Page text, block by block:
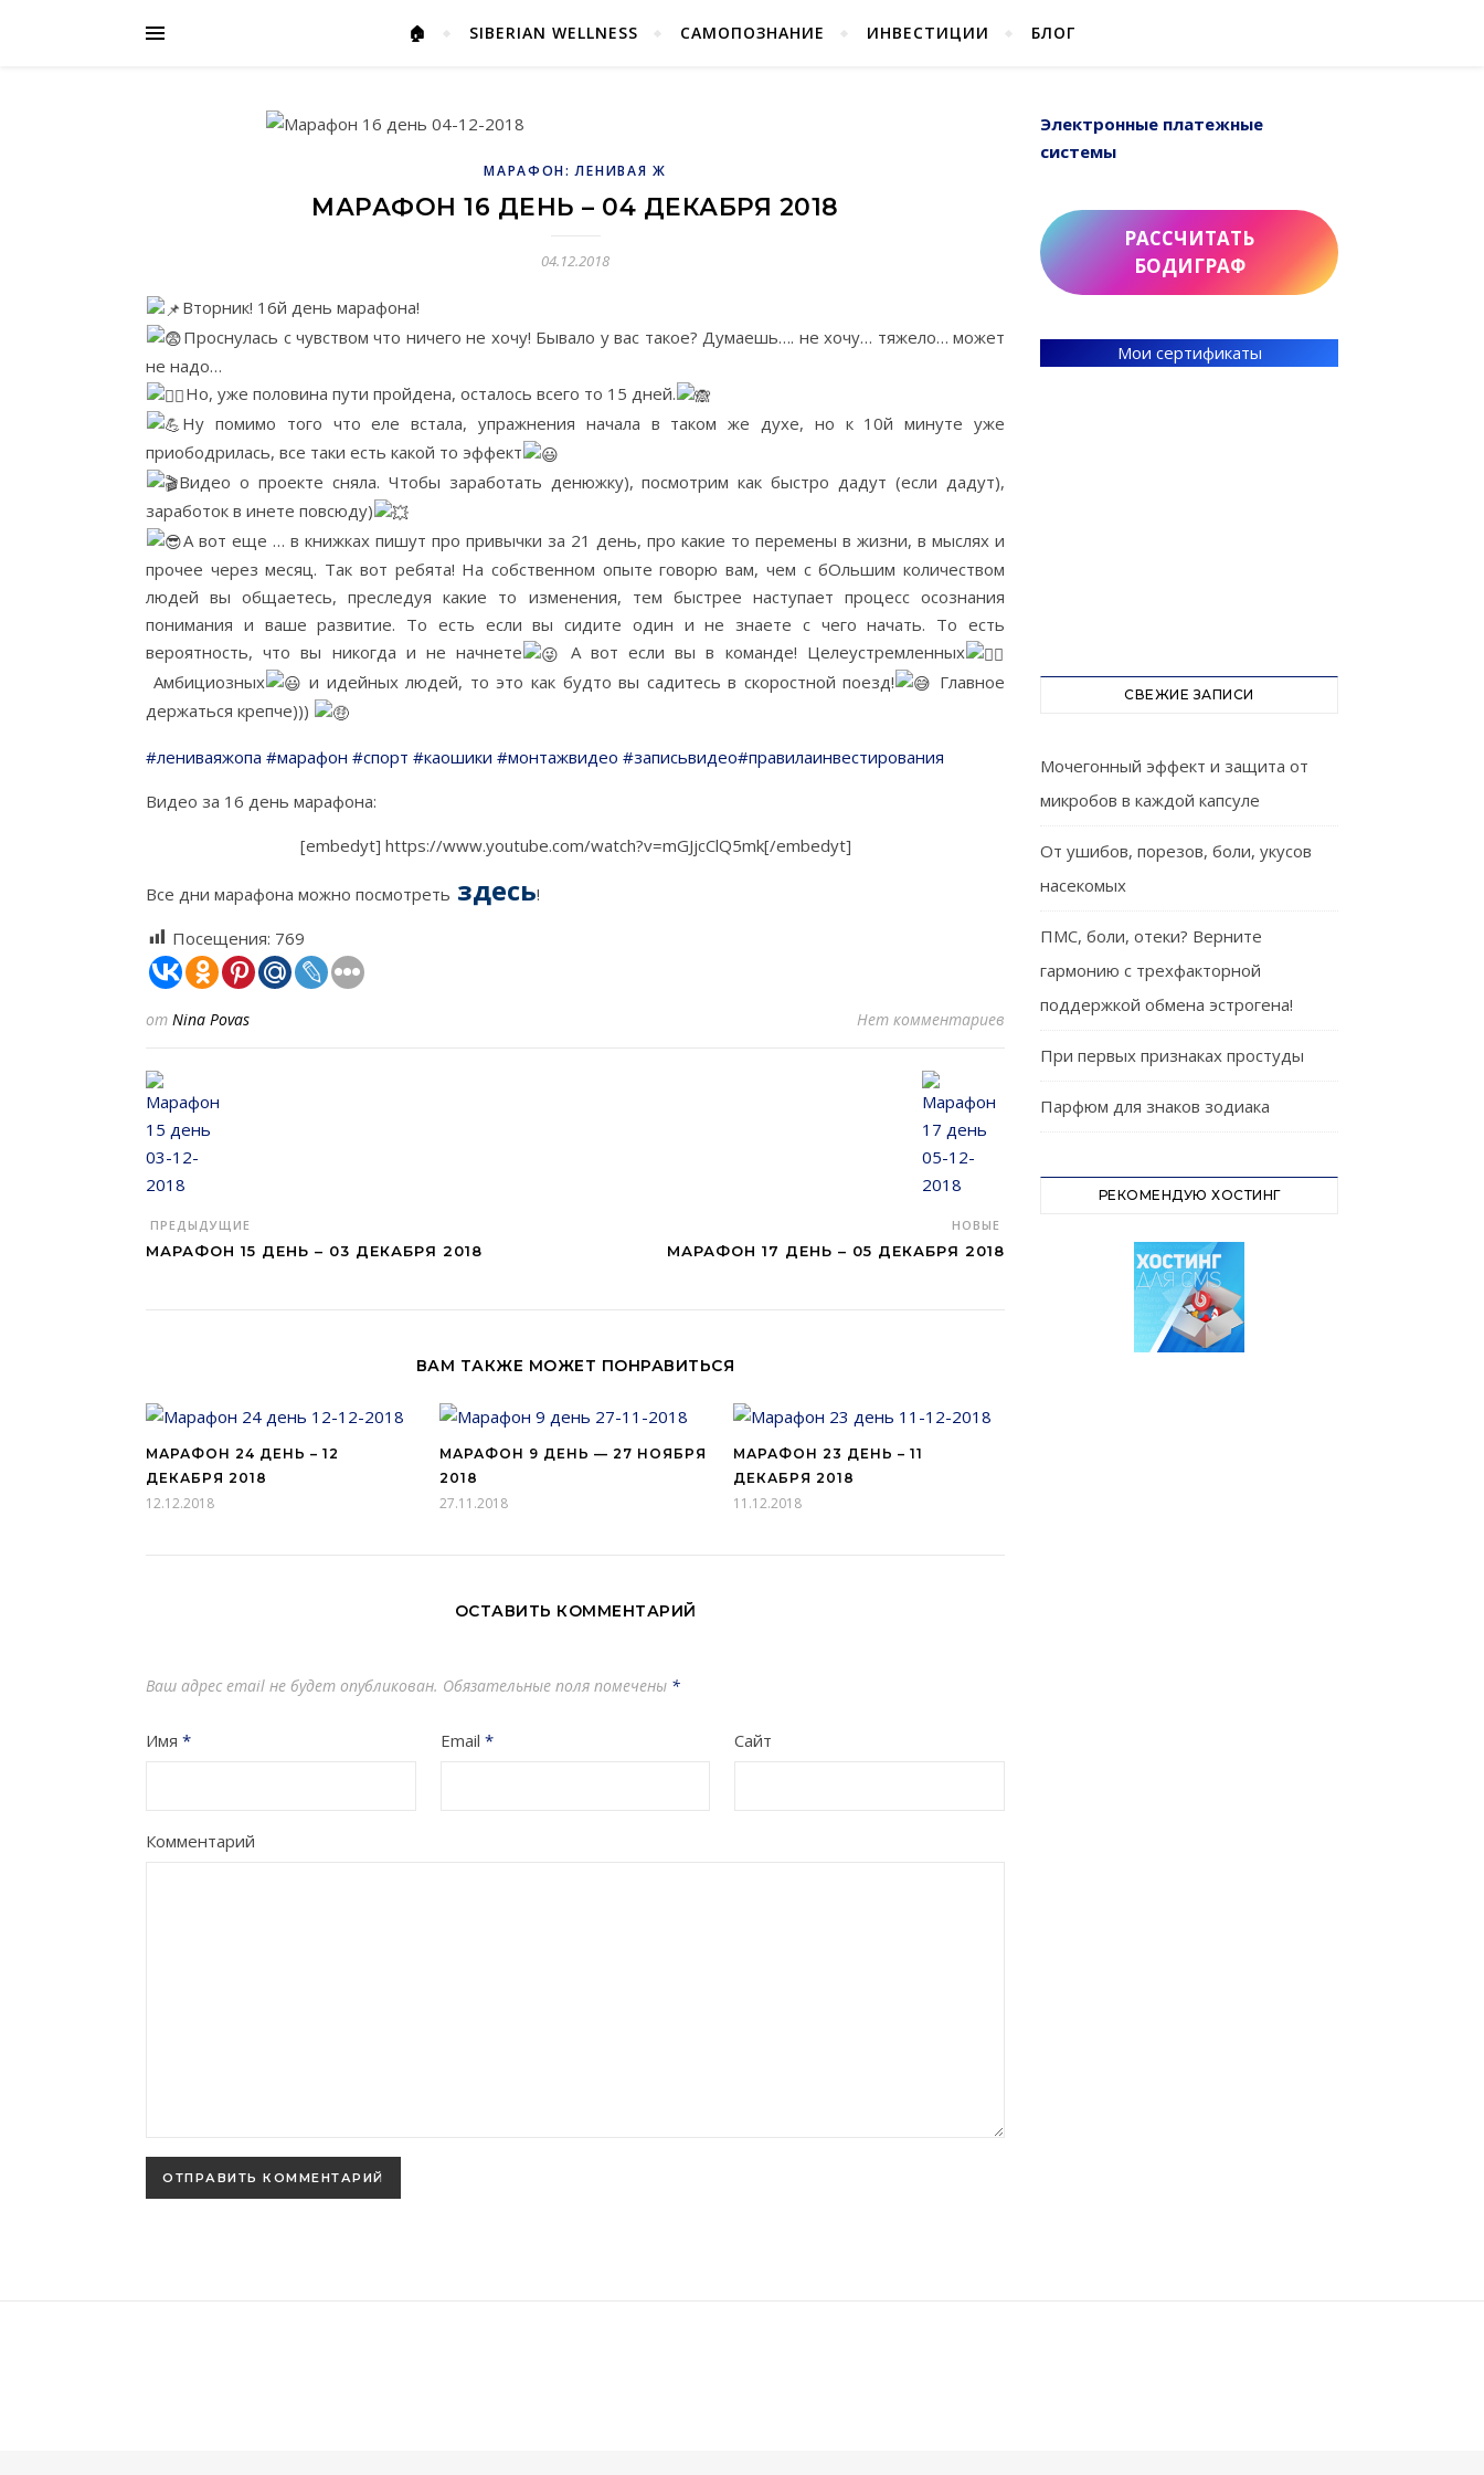
🏠 SIBERIAN WELLNESS САМОПОЗНАНИЕ ИНВЕСТИЦИИ БЛОГ
МАРАФОН: ЛЕНИВАЯ Ж
МАРАФОН 16 ДЕНЬ – 04 ДЕКАБРЯ 2018
04.12.2018
Вторник! 16й день марафона!
Проснулась с чувством что ничего не хочу! Бывало у вас такое? Думаешь…. не хочу… тяжело… может
не надо…
Но, уже половина пути пройдена, осталось всего то 15 дней.
Ну помимо того что еле встала, упражнения начала в таком же духе, но к 10й минуте уже
приободрилась, все таки есть какой то эффект
Видео о проекте сняла. Чтобы заработать денюжку), посмотрим как быстро дадут (если дадут),
заработок в инете повсюду)
А вот еще … в книжках пишут про привычки за 21 день, про какие то перемены в жизни, в мыслях и
прочее через месяц. Так вот ребята! На собственном опыте говорю вам, чем с бОльшим количеством
людей вы общаетесь, преследуя какие то изменения, тем быстрее наступает процесс осознания
понимания и ваше развитие. То есть если вы сидите один и не знаете с чего начать. То есть
вероятность, что вы никогда и не начнете
А вот если вы в команде! Целеустремленных
Амбициозных
и идейных людей, то это как будто вы садитесь в скоростной поезд!
Главное
держаться крепче)))
#лениваяжопа #марафон #спорт #каошики #монтажвидео #записьвидео#правилаинвестирования
Видео за 16 день марафона:
[embedyt] https://www.youtube.com/watch?v=mGJjcClQ5mk[/embedyt]
Все дни марафона можно посмотреть здесь!
Посещения: 769
от Nina Povas Нет комментариев
ПРЕДЫДУЩИЕ
МАРАФОН 15 ДЕНЬ – 03 ДЕКАБРЯ 2018
НОВЫЕ
МАРАФОН 17 ДЕНЬ – 05 ДЕКАБРЯ 2018
ВАМ ТАКЖЕ МОЖЕТ ПОНРАВИТЬСЯ
МАРАФОН 24 ДЕНЬ – 12
ДЕКАБРЯ 2018
12.12.2018
МАРАФОН 9 ДЕНЬ — 27 НОЯБРЯ
2018
27.11.2018
МАРАФОН 23 ДЕНЬ – 11
ДЕКАБРЯ 2018
11.12.2018
ОСТАВИТЬ КОММЕНТАРИЙ
Ваш адрес email не будет опубликован. Обязательные поля помечены *
Имя * Email * Сайт
Комментарий
Электронные платежные
системы
РАССЧИТАТЬ
БОДИГРАФ
Мои сертификаты
СВЕЖИЕ ЗАПИСИ
Мочегонный эффект и защита от
микробов в каждой капсуле
От ушибов, порезов, боли, укусов
насекомых
ПМС, боли, отеки? Верните
гармонию с трехфакторной
поддержкой обмена эстрогена!
При первых признаках простуды
Парфюм для знаков зодиака
РЕКОМЕНДУЮ ХОСТИНГ